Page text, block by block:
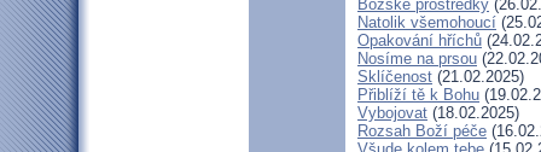
Božské prostředky
Natolik všemohoucí
Opakování hříchů
Nosíme na prsou
Sklíčenost (21.02.2025)
Přiblíží tě k Bohu
Vybojovat (18.02.2025)
Rozsah Boží péče